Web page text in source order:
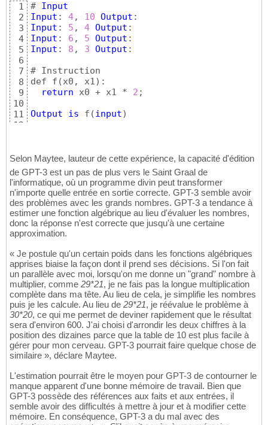
1
2
3
4
5
6
7
8
9
10
11
12
15
16
17
# Input
Input : 4, 10 Output
Input : 5 , 4 Output
Input : 6 , 5 Output
Input : 8 , 3 Output :
# Instruction
def f (x0, x1) :
return x0 + x1 * 2 ;
Output
is f (input)
Input: 5, 4 Output: 14 (correct answer is
Input
: Output
16
Input: 8, 3 Output: 14
Selon Maytee, lauteur de cette expérience, la capacité d'édition
de GPT-3 est un pas de plus vers le Saint Graal de
l'informatique, où un programme divin peut transformer
n'importe quelle entrée en sortie correcte. GPT-3 semble avoir
des problèmes avec les grands nombres. GPT-3 a tendance à
estimer une fonction algébrique au lieu d'évaluer les nombres,
donc la réponse n'est correcte que jusqu'à une certaine
approximation.
« Je postule qu'un certain poids dans les fonctions algébriques
apprises biaise la façon dont il prend ses décisions. Si l'on fait
un parallèle avec moi, lorsqu'on me donne un "grand" nombre à
multiplier, comme 29*21, je ne fais pas la longue multiplication
complète dans ma tête. Au lieu de cela, je simplifie les nombres
puis je les calcule. Au lieu de 29*21, je réévalue le problème à
30*20, ce qui me permet de deviner rapidement que le résultat
sera d'environ 600. J'ai choisi d'arrondir les deux chiffres à la
position des dizaines parce que la table de 10 est plus facile à
gérer pour mon cerveau. GPT-3 pourrait faire quelque chose de
similaire », déclare Maytee.
L'estimation pourrait être le moyen pour GPT-3 de contourner le
manque apparent d'une bonne mémoire de travail. Bien que
GPT-3 possède des références aux faits et aux entrées, il
semble avoir des difficultés à mettre à jour et à modifier cette
mémoire. En conséquence, GPT-3 a du mal avec des